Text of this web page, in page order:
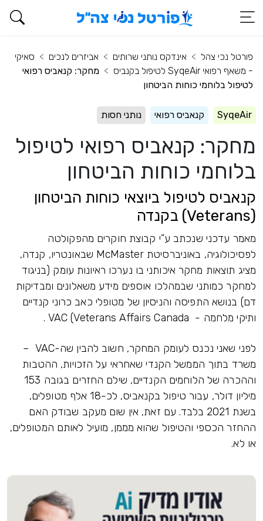
פורטל נכי צהל אינדקס נותני שרותים אביזרים לנכים
סאיקי
- משאף רפואי SyqeAir לטיפול בקנביס
מחקר: קנאביס רפואי
לטיפול בלוחמי כוחות הביטחון
SyqeAir קנאביס רפואי נותני חסות
מחקר: קנאביס רפואי לטיפול
בלוחמי כוחות הביטחון
קנאביס לטיפול ביוצאי כוחות הביטחון
(Veterans) בקנדה
מאמר עדכני שנכתב ע”י קבוצת חוקרים מהפקולטה
לפסיכולוגיה, באוניברסיטת McMaster שבאונטריו, קנדה,
מציג תוצאות מחקר איכותני בו נערכו ראיונות עומק (בניגוד
למחקר כמותני שבמהלכו אוספים מידע משאלונים ומבדיקות
דם) בנושא התפיסה והניסיון של מטופלי כאב כרוני קנדיים
ותיקי מלחמה - VAC (Veterans Affairs Canada .
לפני שאני נכנס לעומק המחקר, חשוב להבין שה-VAC –
משרד בתוך הממשל הקנדי שאחראי על הזכויות, ההטבות
וההכרה של הלוחמים הקנדיים, שילם החזרים בגובה 153
מיליון דולר, עבור טיפול בקנאביס, לכ-18 אלף מטופלים,
בשנת 2021 בלבד. עם זאת, אין שום מעקב שבודק האם
ההחזר הכספי והטיפול שהוא מממן, מועיל לאותם המטופלים,
או לא.